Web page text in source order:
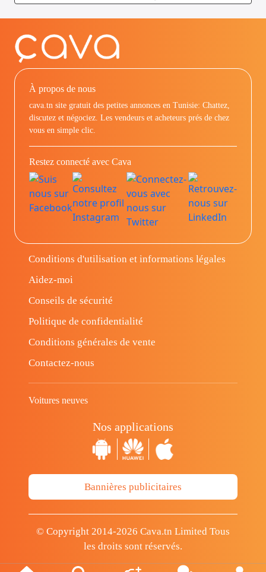
À propos de nous
cava.tn site gratuit des petites annonces en Tunisie: Chattez,
discutez et négociez. Les vendeurs et acheteurs prés de chez
vous en simple clic.
Restez connecté avec Cava
Conditions d'utilisation et informations légales
Aidez-moi
Conseils de sécurité
Politique de confidentialité
Conditions générales de vente
Contactez-nous
Voitures neuves
Nos applications
Bannières publicitaires
© Copyright 2014-2026 Cava.tn Limited Tous
les droits sont réservés.